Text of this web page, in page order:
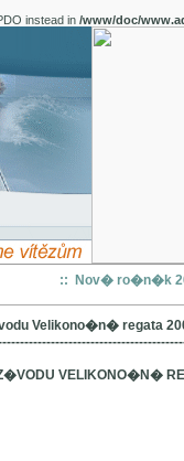
instead in /www/doc/
:: Nov� ro�n�k
Velikono�n� regata
VELIKONO�N�